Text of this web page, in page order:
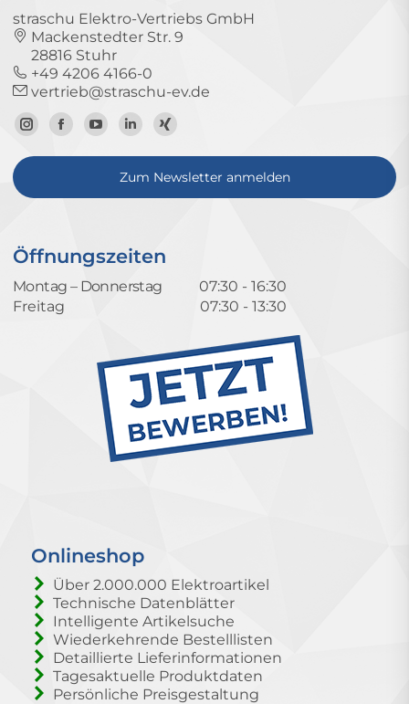
straschu Elektro-Vertriebs GmbH
Mackenstedter Str. 9
28816 Stuhr
+49 4206 4166-0
vertrieb@straschu-ev.de
Zum
Instagram-
Zur
Facebook-
Zum
YouTube-
Kanal
Zum
LinkedIn-
Profil
Zum
Xing-
Profil
Zum Newsletter anmelden
Öffnungszeiten
Montag – Donnerstag
07:30 - 16:30
Freitag
07:30 - 13:30
Onlineshop
Über 2.000.000 Elektroartikel
Technische Datenblätter
Intelligente Artikelsuche
Wiederkehrende Bestelllisten
Detaillierte Lieferinformationen
Tagesaktuelle Produktdaten
Persönliche Preisgestaltung